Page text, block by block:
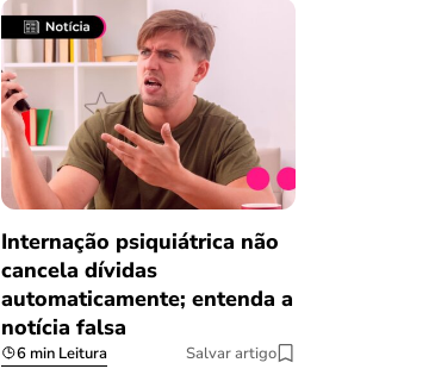
Internação psiquiátrica não
cancela dívidas
automaticamente; entenda a
notícia falsa
6 min Leitura Salvar artigo